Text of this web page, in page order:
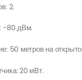
2.
-80 дВм.
50 метров на
20 мВт.